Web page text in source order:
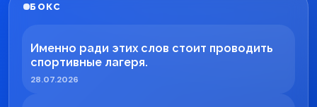
БОКС
Именно ради этих слов стоит проводить
спортивные лагеря.
28.07.2026